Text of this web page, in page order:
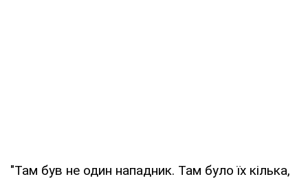
"Там був не один нападник. Там було їх кілька,